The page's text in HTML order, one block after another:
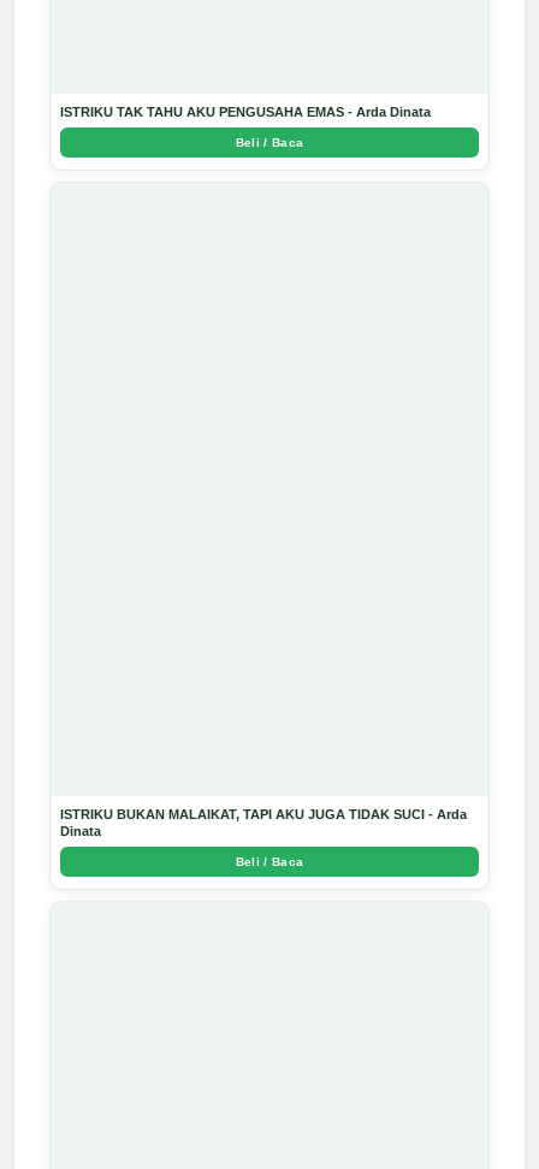
ISTRIKU TAK TAHU AKU PENGUSAHA EMAS - Arda Dinata
Beli / Baca
ISTRIKU BUKAN MALAIKAT, TAPI AKU JUGA TIDAK SUCI - Arda
Dinata
Beli / Baca